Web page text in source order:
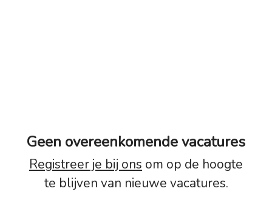
Geen overeenkomende vacatures
Registreer je bij ons om op de hoogte
te blijven van nieuwe vacatures.